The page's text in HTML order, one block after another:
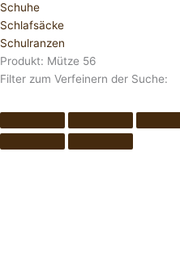
Schuhe
Schlafsäcke
Schulranzen
Produkt: Mütze 56
Filter zum Verfeinern der Suche: